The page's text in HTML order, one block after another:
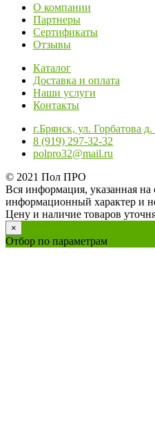
О компании
Партнеры
Сертификаты
Отзывы
Каталог
Доставка и оплата
Наши услуги
Контакты
г.Брянск, ул. Горбатова
8 (919) 297-32-32
polpro32@mail.ru
© 2021 Пол ПРO
Вся информация, указанная на
информационный характер и
Цену и наличие товаров
×
Отбор по параметрам